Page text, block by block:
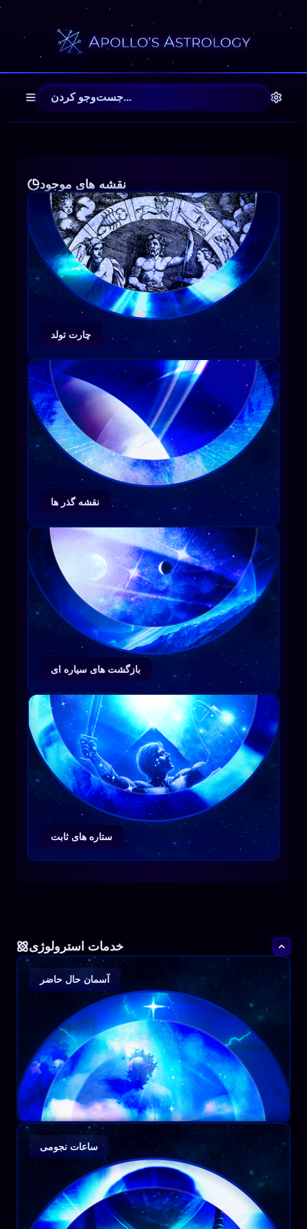
نقشه های موجود
چارت تولد
نقشه گذر ها
بازگشت های سیاره ای
ستاره های ثابت
خدمات استرولوژی
آسمان حال حاضر
ساعات نجومی